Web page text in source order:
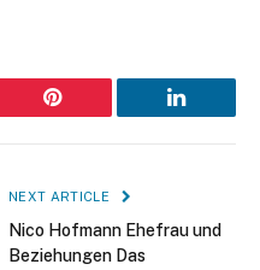
Pinterest LinkedIn
NEXT ARTICLE
Nico Hofmann Ehefrau und
Beziehungen Das